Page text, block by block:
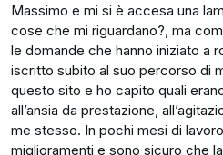
pubblicato da Hoepli”, e
pubblicato da EB Editore.
Puoi seguire Massimo
Massimo e mi si è accesa una
cose che mi riguardano?, ma
le domande che hanno iniziato a
iscritto subito al suo percorso di
questo sito e ho capito quali
all’ansia da prestazione,
me stesso. In pochi mesi di
miglioramenti e sono sicuro che